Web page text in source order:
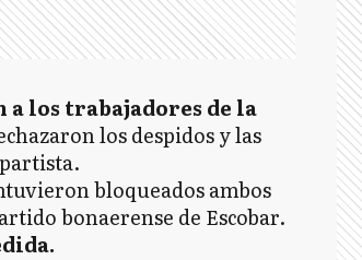
a los trabajadores de la
los despidos y las
bloqueados ambos
bonaerense de Escobar.